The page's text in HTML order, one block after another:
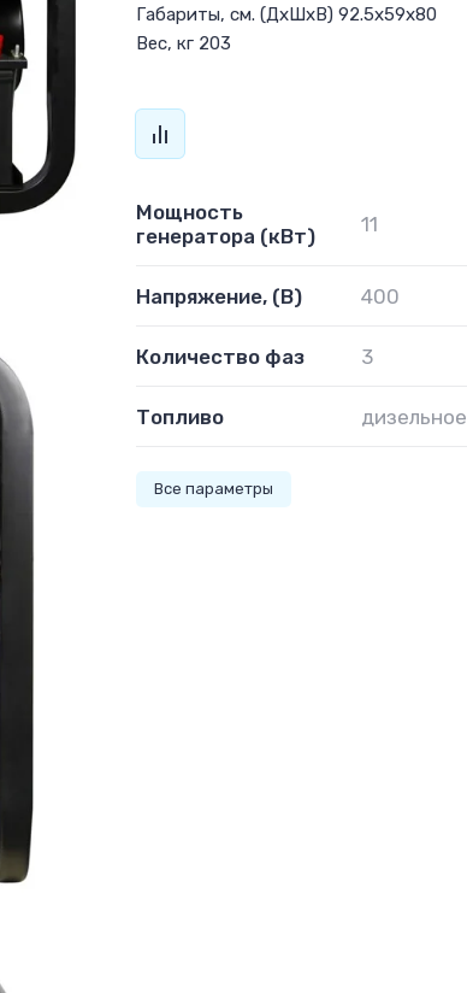
Габариты, см. (ДxШxВ) 92.5x59x80
Вес, кг 203
Мощность
генератора (кВт)
11
Напряжение, (В) 400
Количество фаз 3
Топливо дизельное
Все параметры